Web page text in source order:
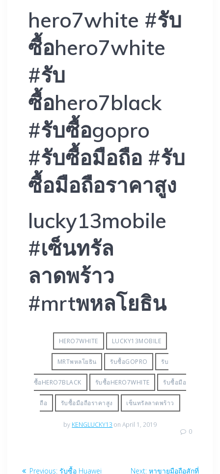
hero7white #รับ
ซื้อhero7white
#รับ
ซื้อhero7black
#รับซื้อgopro
#รับซื้อมือถือ #รับ
ซื้อมือถือราคาสูง
lucky13mobile
#เซ็นทรัล
ลาดพร้าว
#mrtพหลโยธิน
HERO7WHITE LUCKY13MOBILE
MRTพหลโยธิน รับซื้อGOPRO รับ
ซื้อHERO7BLACK รับซื้อHERO7WHITE รับซื้อมือ
ถือ รับซื้อมือถือราคาสูง เซ็นทรัลลาดพร้าว
by KENGLUCKY13 on April 1, 2019
0
PostPrevious: Previous
รับซื้อ Huawei Next: Next
หาขายมือถือสักที่